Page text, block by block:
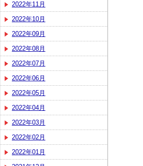
2022年11月
2022年10月
2022年09月
2022年08月
2022年07月
2022年06月
2022年05月
2022年04月
2022年03月
2022年02月
2022年01月